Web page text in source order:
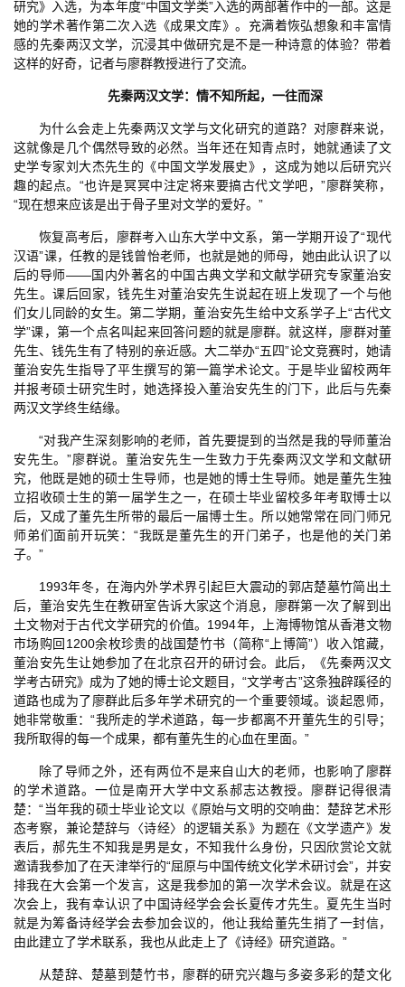
研究》入选，为本年度“中国文学类”入选的两部著作中的一部。这是
她的学术著作第二次入选《成果文库》。充满着恢弘想象和丰富情
感的先秦两汉文学，沉浸其中做研究是不是一种诗意的体验？带着
这样的好奇，记者与廖群教授进行了交流。
先秦两汉文学：情不知所起，一往而深
为什么会走上先秦两汉文学与文化研究的道路？对廖群来说，
这就像是几个偶然导致的必然。当年还在知青点时，她就通读了文
史学专家刘大杰先生的《中国文学发展史》，这成为她以后研究兴
趣的起点。“也许是冥冥中注定将来要搞古代文学吧，”廖群笑称，
“现在想来应该是出于骨子里对文学的爱好。”
恢复高考后，廖群考入山东大学中文系，第一学期开设了“现代
汉语”课，任教的是钱曾怡老师，也就是她的师母，她由此认识了以
后的导师——国内外著名的中国古典文学和文献学研究专家董治安
先生。课后回家，钱先生对董治安先生说起在班上发现了一个与他
们女儿同龄的女生。第二学期，董治安先生给中文系学子上“古代文
学”课，第一个点名叫起来回答问题的就是廖群。就这样，廖群对董
先生、钱先生有了特别的亲近感。大二举办“五四”论文竞赛时，她请
董治安先生指导了平生撰写的第一篇学术论文。于是毕业留校两年
并报考硕士研究生时，她选择投入董治安先生的门下，此后与先秦
两汉文学终生结缘。
“对我产生深刻影响的老师，首先要提到的当然是我的导师董治
安先生。”廖群说。董治安先生一生致力于先秦两汉文学和文献研
究，他既是她的硕士生导师，也是她的博士生导师。她是董先生独
立招收硕士生的第一届学生之一，在硕士毕业留校多年考取博士以
后，又成了董先生所带的最后一届博士生。所以她常常在同门师兄
师弟们面前开玩笑：“我既是董先生的开门弟子，也是他的关门弟
子。”
1993年冬，在海内外学术界引起巨大震动的郭店楚墓竹简出土
后，董治安先生在教研室告诉大家这个消息，廖群第一次了解到出
土文物对于古代文学研究的价值。1994年，上海博物馆从香港文物
市场购回1200余枚珍贵的战国楚竹书（简称“上博简”）收入馆藏，
董治安先生让她参加了在北京召开的研讨会。此后，《先秦两汉文
学考古研究》成为了她的博士论文题目，“文学考古”这条独辟蹊径的
道路也成为了廖群此后多年学术研究的一个重要领域。谈起恩师，
她非常敬重：“我所走的学术道路，每一步都离不开董先生的引导；
我所取得的每一个成果，都有董先生的心血在里面。”
除了导师之外，还有两位不是来自山大的老师，也影响了廖群
的学术道路。一位是南开大学中文系郝志达教授。廖群记得很清
楚：“当年我的硕士毕业论文以《原始与文明的交响曲：楚辞艺术形
态考察，兼论楚辞与〈诗经〉的逻辑关系》为题在《文学遗产》发
表后，郝先生不知我是男是女，不知我什么身份，只因欣赏论文就
邀请我参加了在天津举行的“屈原与中国传统文化学术研讨会”，并安
排我在大会第一个发言，这是我参加的第一次学术会议。就是在这
次会上，我有幸认识了中国诗经学会会长夏传才先生。夏先生当时
就是为筹备诗经学会去参加会议的，他让我给董先生捎了一封信，
由此建立了学术联系，我也从此走上了《诗经》研究道路。”
从楚辞、楚墓到楚竹书，廖群的研究兴趣与多姿多彩的楚文化